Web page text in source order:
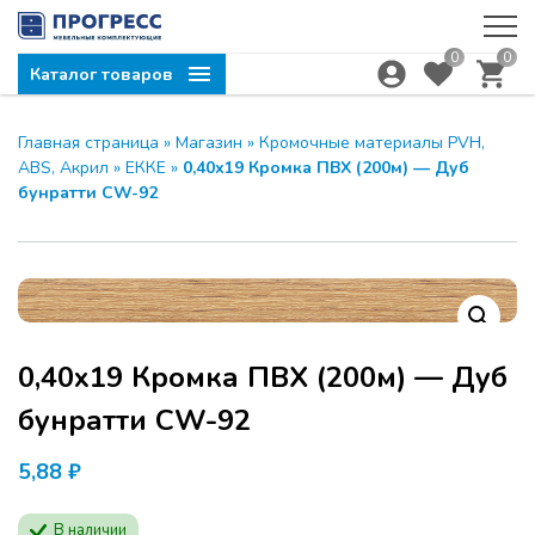
Каталог товаров
0 0
Главная страница » Магазин » Кромочные материалы PVH,
ABS, Акрил » ЕККЕ » 0,40х19 Кромка ПВХ (200м) — Дуб
бунратти CW-92
0,40х19 Кромка ПВХ (200м) —
Дуб бунратти CW-92
5,88 ₽
В наличии